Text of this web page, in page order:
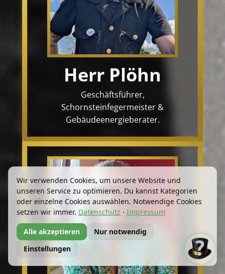
Herr Plöhn
Geschäftsführer,
Schornsteinfegermeister &
Gebäudeenergieberater.
Wir verwenden Cookies, um unsere Website und
unseren Service zu optimieren. Du kannst Kategorien
oder einzelne Cookies auswählen. Notwendige Cookies
setzen wir immer. Datenschutz · Impressum
Alle akzeptieren
Nur notwendig
Einstellungen